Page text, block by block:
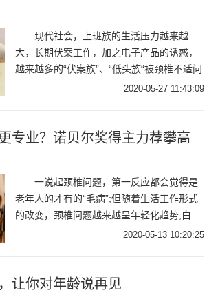
现代社会，上班族的生活压力越来越
大，长期伏案工作，加之电子产品的诱惑，
越来越多的“伏案族”、“低头族“被颈椎不适问
题所困扰。据央视网调查统计显示：北京白
2020-05-27 11:43:09
专业？诺贝尔奖得主力荐攀高
一说起颈椎问题，第一反应都会觉得是
老年人的才有的“毛病”;但随着生活工作形式
的改变，颈椎问题越来越呈年轻化趋势;白
领、程序员、设计师等上班族、低头族在“手
2020-05-13 10:20:25
让你对年龄说再见